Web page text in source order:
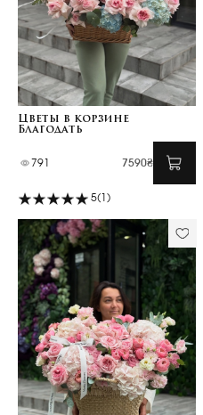
Цветы в корзине
Благодать
791 7590₴
5(1)